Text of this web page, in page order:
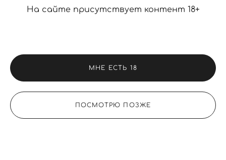
На сайте присутствует контент 18+
МНЕ ЕСТЬ 18
ПОСМОТРЮ ПОЗЖЕ